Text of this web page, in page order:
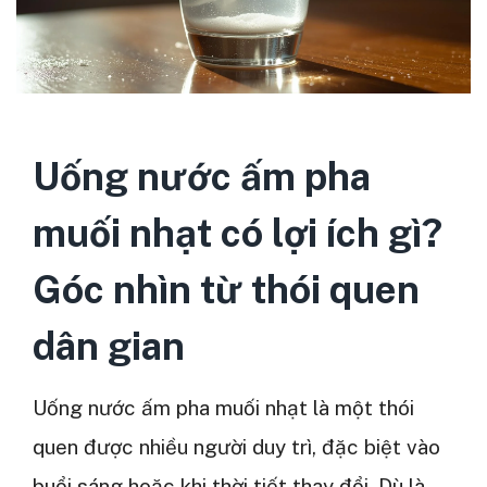
Uống nước ấm pha
muối nhạt có lợi ích gì?
Góc nhìn từ thói quen
dân gian
Uống nước ấm pha muối nhạt là một thói
quen được nhiều người duy trì, đặc biệt vào